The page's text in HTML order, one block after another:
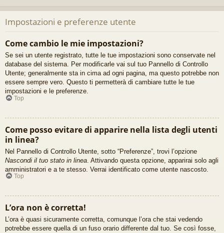
Impostazioni e preferenze utente
Come cambio le mie impostazioni?
Se sei un utente registrato, tutte le tue impostazioni sono conservate nel
database del sistema. Per modificarle vai sul tuo Pannello di Controllo
Utente; generalmente sta in cima ad ogni pagina, ma questo potrebbe non
essere sempre vero. Questo ti permetterà di cambiare tutte le tue
impostazioni e le preferenze.
Top
Come posso evitare di apparire nella lista degli utenti
in linea?
Nel Pannello di Controllo Utente, sotto “Preferenze”, trovi l’opzione
Nascondi il tuo stato in linea . Attivando questa opzione, apparirai solo agli
amministratori e a te stesso. Verrai identificato come utente nascosto.
Top
L’ora non è corretta!
L’ora è quasi sicuramente corretta, comunque l’ora che stai vedendo
potrebbe essere quella di un fuso orario differente dal tuo. Se così fosse,